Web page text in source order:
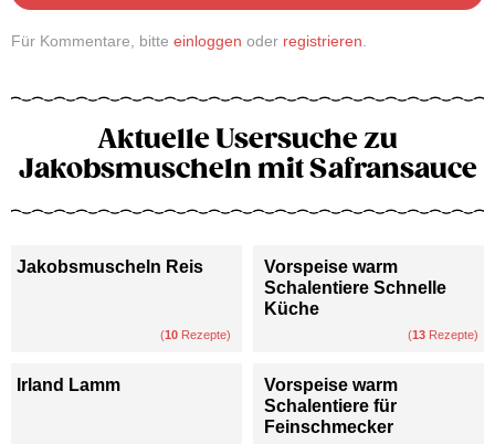
Für Kommentare, bitte einloggen oder registrieren
Aktuelle Usersuche zu
Jakobsmuscheln mit Safransauce
Jakobsmuscheln Reis
(10 Rezepte)
Vorspeise warm
Schalentiere Schnelle
Küche
(13 Rezepte)
Irland Lamm
Vorspeise warm
Schalentiere für
Feinschmecker